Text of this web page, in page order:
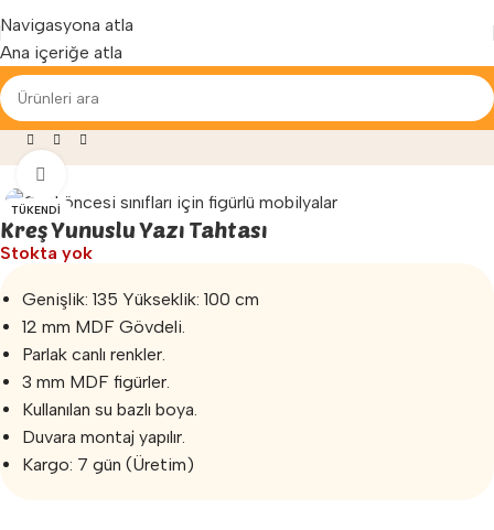
Navigasyona atla
Ana içeriğe atla
Yenilenen arayüzümüz ile hizmetinizdeyiz...
Malzemeleri
TÜKENDI
Kreş Yunuslu Yazı Tahtası
Stokta yok
Genişlik: 135 Yükseklik: 100 cm
12 mm MDF Gövdeli.
Parlak canlı renkler.
3 mm MDF figürler.
Kullanılan su bazlı boya.
Duvara montaj yapılır.
Kargo: 7 gün (Üretim)